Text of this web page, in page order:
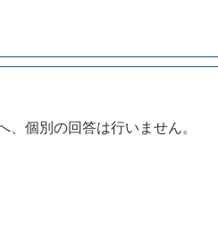
個別の回答は行いません。